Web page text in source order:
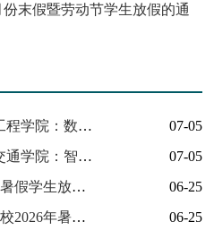
末假暨劳动节学生放假的通
就业在德工（二）| 信息工程学院：数字科技·智创未来
07-05
就业在德工（一）| 智慧交通学院：智驾筑梦 职通未来
07-05
德州工程职业学院2026年暑假学生放假通知
06-25
德州交通职业中等专业学校2026年暑假学生放假通知
06-25